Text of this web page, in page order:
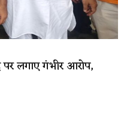
लगाए गंभीर आरोप,